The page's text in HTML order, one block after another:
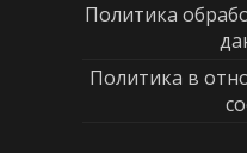
Политика
Политика в